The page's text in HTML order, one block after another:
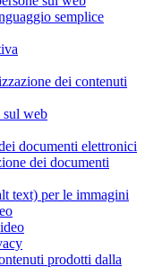
semplice
dei contenuti
sul web
documenti elettronici
dei documenti
text) per le immagini
prodotti dalla